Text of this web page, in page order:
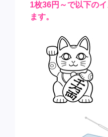
1枚36円～で以下の
ます。